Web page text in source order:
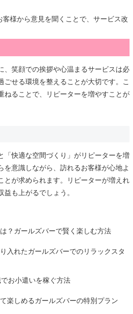
様から意見を聞くことで、サービス改
、笑顔での挨拶や心温まるサービスは必
ごせる環境を整えることが大切です。こ
ねることで、リピーターを増やすことが
「快適な空間づくり」がリピーターを増
を意識しながら、訪れるお客様が心地よ
とが求められます。リピーターが増えれ
も上がるでしょう。
？ガールズバーで賢く楽しむ方法
入れたガールズバーでのリラックスタ
お小遣いを稼ぐ方法
楽しめるガールズバーの特別プラン